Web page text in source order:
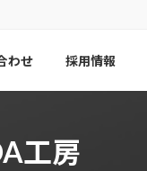
わせ 採用情報
工房